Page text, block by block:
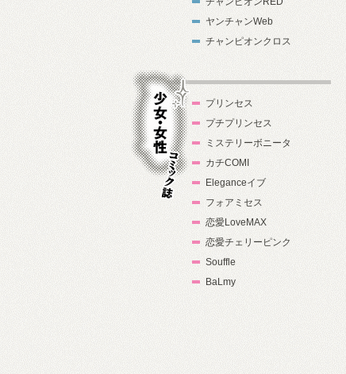
ヤンチャンWeb
チャンピオンクロス
プリンセス
プチプリンセス
ミステリーボニータ
カチCOMI
Eleganceイブ
フォアミセス
恋愛LoveMAX
恋愛チェリーピンク
Souffle
BaLmy